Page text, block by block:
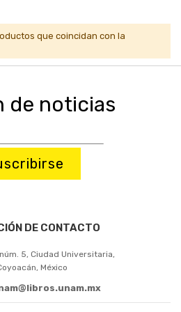
que coincidan con la
de noticias
DE CONTACTO
núm. 5, Ciudad Universitaria,
México